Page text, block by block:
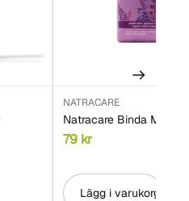
NATRACARE
Natracare Binda Maxi
79 kr
Lägg i varukorg